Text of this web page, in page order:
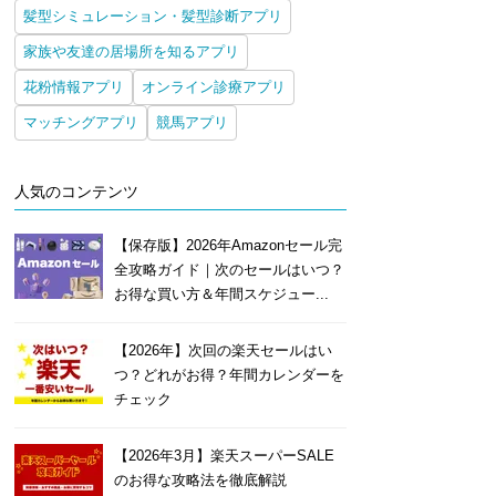
髪型シミュレーション・髪型診断アプリ
家族や友達の居場所を知るアプリ
花粉情報アプリ オンライン診療アプリ
マッチングアプリ 競馬アプリ
人気のコンテンツ
【保存版】2026年Amazonセール完
全攻略ガイド｜次のセールはいつ？
お得な買い方＆年間スケジュー...
【2026年】次回の楽天セールはい
つ？どれがお得？年間カレンダーを
チェック
【2026年3月】楽天スーパーSALE
のお得な攻略法を徹底解説